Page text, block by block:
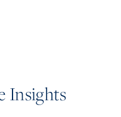
Insights